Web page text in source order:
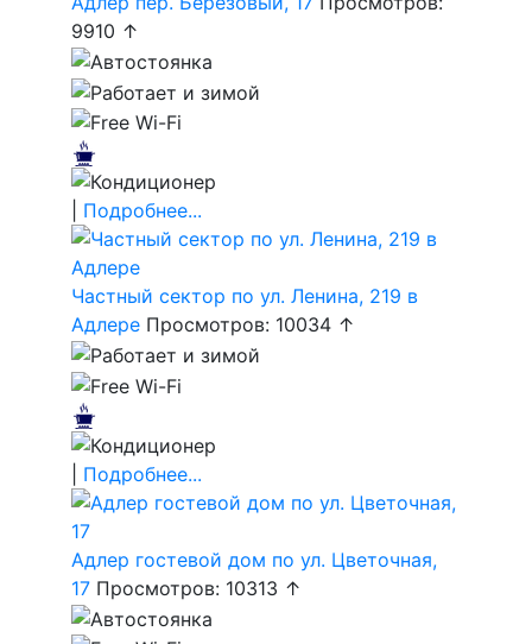
9910 ↑
Подробнее...
Частный сектор по ул. Ленина, 219 в
Адлере Просмотров: 10034 ↑
Подробнее...
Адлер гостевой дом по ул. Цветочная,
17 Просмотров: 10313 ↑